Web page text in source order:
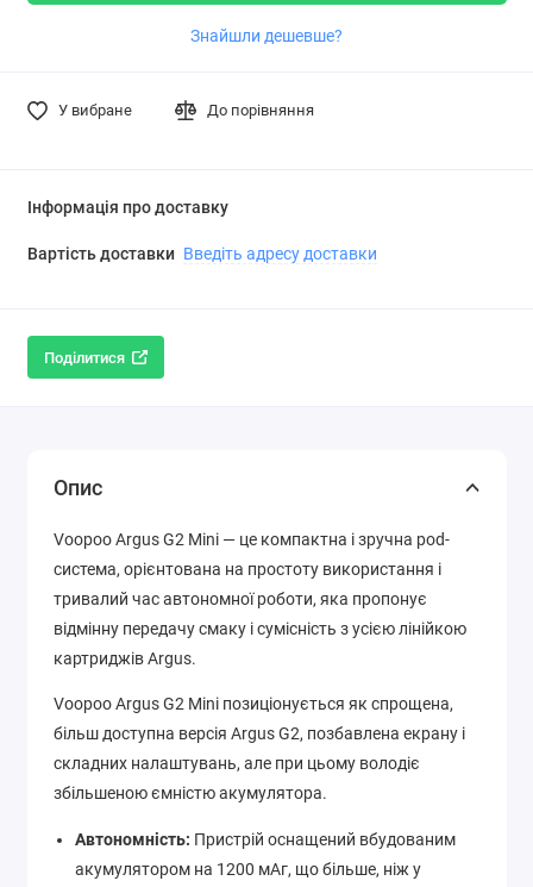
Знайшли дешевше?
У вибране До порівняння
Інформація про доставку
Вартість доставки Введіть адресу доставки
Поділитися
Опис
Voopoo Argus G2 Mini — це компактна і зручна pod-
система, орієнтована на простоту використання і
тривалий час автономної роботи, яка пропонує
відмінну передачу смаку і сумісність з усією лінійкою
картриджів Argus.
Voopoo Argus G2 Mini позиціонується як спрощена,
більш доступна версія Argus G2, позбавлена екрану і
складних налаштувань, але при цьому володіє
збільшеною ємністю акумулятора.
Автономність: Пристрій оснащений вбудованим
акумулятором на 1200 мАг, що більше, ніж у